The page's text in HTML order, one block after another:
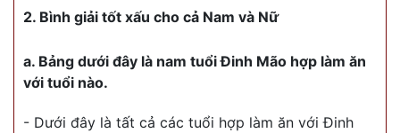
2. Bình giải tốt xấu cho cả Nam và Nữ
a. Bảng dưới đây là nam tuổi Đinh Mão hợp làm ăn
với tuổi nào.
- Dưới đây là tất cả các tuổi hợp làm ăn với Đinh